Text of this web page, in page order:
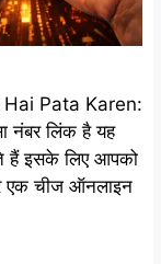
Pata Karen:
नंबर लिंक है यह
हैं इसके लिए आपको
एक चीज ऑनलाइन